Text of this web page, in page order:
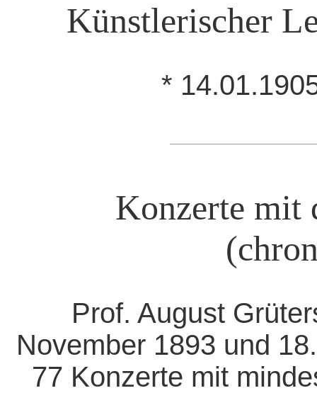
Künstlerischer
*
Konzerte mit
Prof. August
November 1893 und
77 Konzerte mit